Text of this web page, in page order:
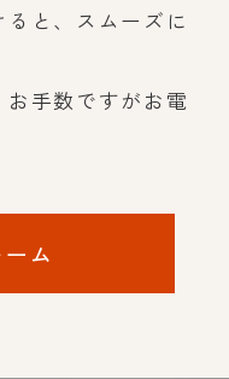
と、スムーズに
手数ですがお電
ム